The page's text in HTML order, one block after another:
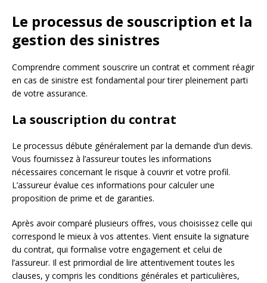
Le processus de souscription et la
gestion des sinistres
Comprendre comment souscrire un contrat et comment réagir
en cas de sinistre est fondamental pour tirer pleinement parti
de votre assurance.
La souscription du contrat
Le processus débute généralement par la demande d’un devis.
Vous fournissez à l’assureur toutes les informations
nécessaires concernant le risque à couvrir et votre profil.
L’assureur évalue ces informations pour calculer une
proposition de prime et de garanties.
Après avoir comparé plusieurs offres, vous choisissez celle qui
correspond le mieux à vos attentes. Vient ensuite la signature
du contrat, qui formalise votre engagement et celui de
l’assureur. Il est primordial de lire attentivement toutes les
clauses, y compris les conditions générales et particulières,